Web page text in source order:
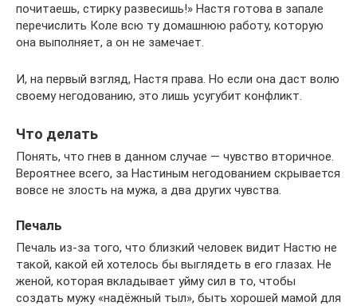
почитаешь, стирку развесишь!» Настя готова в запале
перечислить Коле всю ту домашнюю работу, которую
она выполняет, а он не замечает.
И, на первый взгляд, Настя права. Но если она даст волю
своему негодованию, это лишь усугубит конфликт.
Что делать
Понять, что гнев в данном случае — чувство вторичное.
Вероятнее всего, за Настиным негодованием скрывается
вовсе не злость на мужа, а два других чувства.
Печаль
Печаль из-за того, что близкий человек видит Настю не
такой, какой ей хотелось бы выглядеть в его глазах. Не
женой, которая вкладывает уйму сил в то, чтобы
создать мужу «надёжный тыл», быть хорошей мамой для